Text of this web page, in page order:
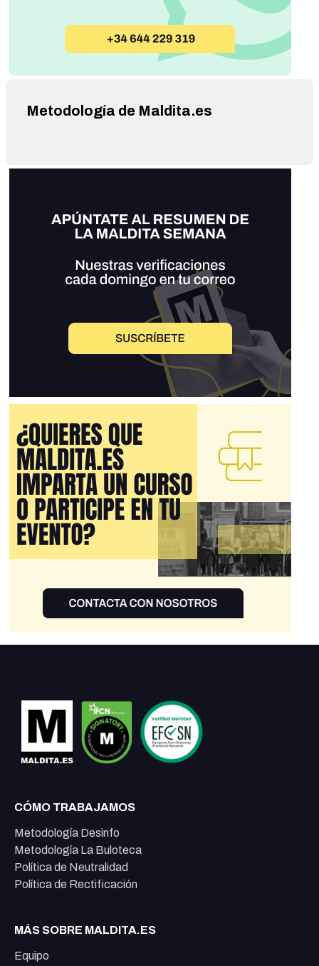
Metodología de Maldita.es
CÓMO TRABAJAMOS
Metodología Desinfo
Metodología La Buloteca
Política de Neutralidad
Política de Rectificación
MÁS SOBRE MALDITA.ES
Equipo